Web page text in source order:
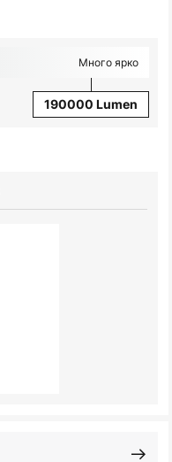
Много ярко
190000 Lumen